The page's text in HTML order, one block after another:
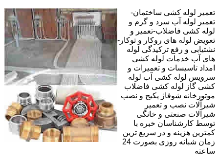
تعمیر لوله کشی ساختمان-
تعمیر لوله آب سرد و گرم و
لوله کشی فاضلاب-تعمیر و
تعویض لوله های روکار و توکار-
نشتیابی و رفع ترکیدگی لوله
های آب خدمات لوله کشی
امداد تاسیسات و تعمیرات و
سرویس لوله کشی آب لوله
کشی گاز لوله کشی فاضلاب
موتورخانه شوفاژ پکیج و نصب
شیرآلات نصب و تعمیر
شیرآلات صنعتی و خانگی
توسط کارشناسان خبره با
کمترین هزینه و در سریع ترین
زمان شبانه روزی بصورت 24
ساعته